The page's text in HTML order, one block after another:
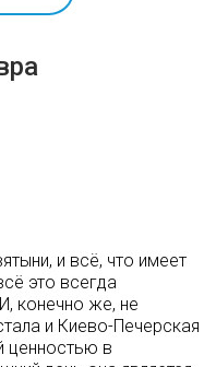
и всё, что имеет
это всегда
конечно же, не
и Киево-Печерская
ценностью в